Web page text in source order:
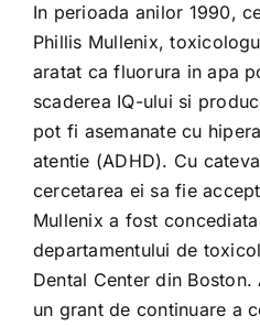
In perioada anilor 1990,
Phillis Mullenix,
aratat ca fluorura in apa
scaderea IQ-ului si
pot fi asemanate cu
atentie (ADHD). Cu
cercetarea ei sa fie
Mullenix a fost
departamentului de
Dental Center din
un grant de continuare a